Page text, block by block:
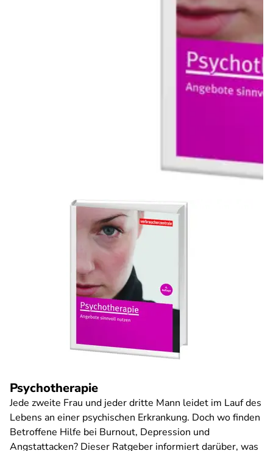
Psychotherapie
Jede zweite Frau und jeder dritte Mann leidet im Lauf des
Lebens an einer psychischen Erkrankung. Doch wo finden
Betroffene Hilfe bei Burnout, Depression und
Angstattacken? Dieser Ratgeber informiert darüber, was